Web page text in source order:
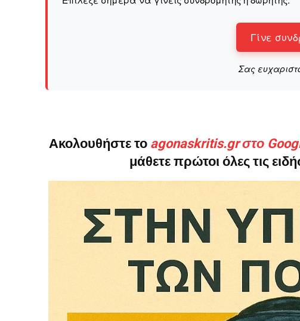
Δεν μπορούν όλοι να
Αν βρίσκεσαι σε δύσκολη
παραμένει προσβάσιμη για
Γίνε
Σας
Ακολουθήστε το agonaskritis.gr στο
μάθετε πρώτοι όλες τις